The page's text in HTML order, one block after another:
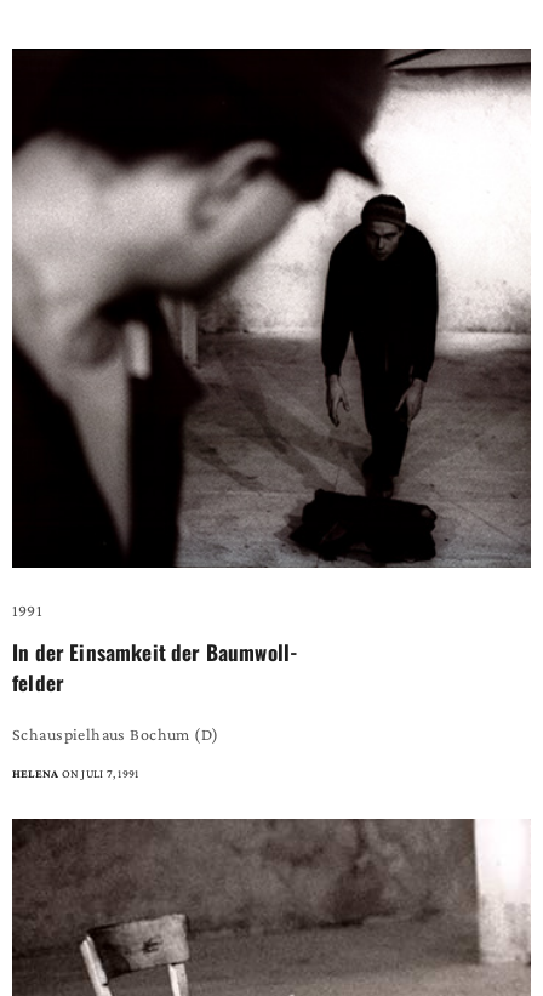
1991
In der Einsamkeit der Baumwoll-
felder
Schauspielhaus Bochum (D)
HELENA ON JULI 7, 1991